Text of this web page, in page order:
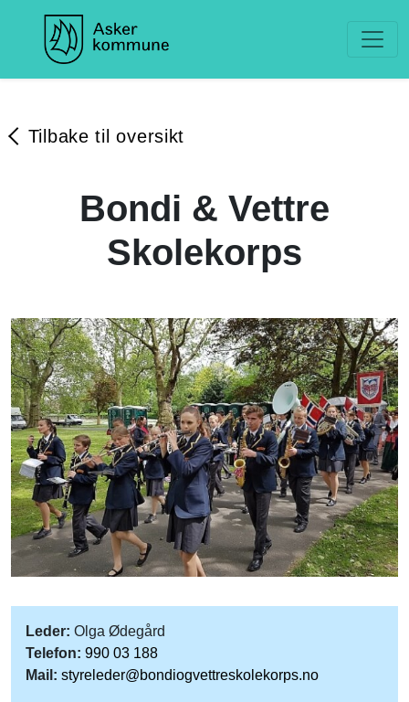
Tilbake til oversikt
Bondi & Vettre
Skolekorps
Leder: Olga Ødegård
Telefon: 990 03 188
Mail: styreleder@bondiogvettreskolekorps.no